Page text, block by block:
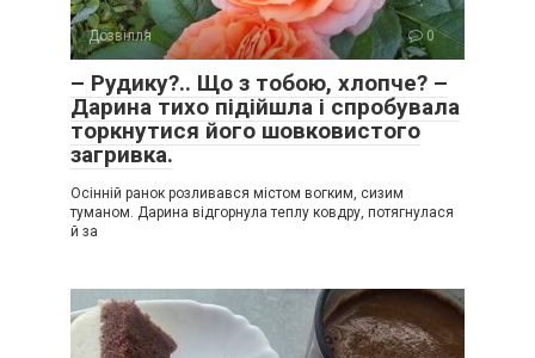
Дозвілля 0
– Рудику?.. Що з тобою, хлопче? –
Дарина тихо підійшла і спробувала
торкнутися його шовковистого
загривка.
Осінній ранок розливався містом вогким, сизим
туманом. Дарина відгорнула теплу ковдру, потягнулася
й за